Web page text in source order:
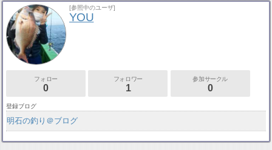
[参照中のユーザ]
YOU
フォロー
0
フォロワー
1
参加サークル
0
登録ブログ
明石の釣り＠ブログ